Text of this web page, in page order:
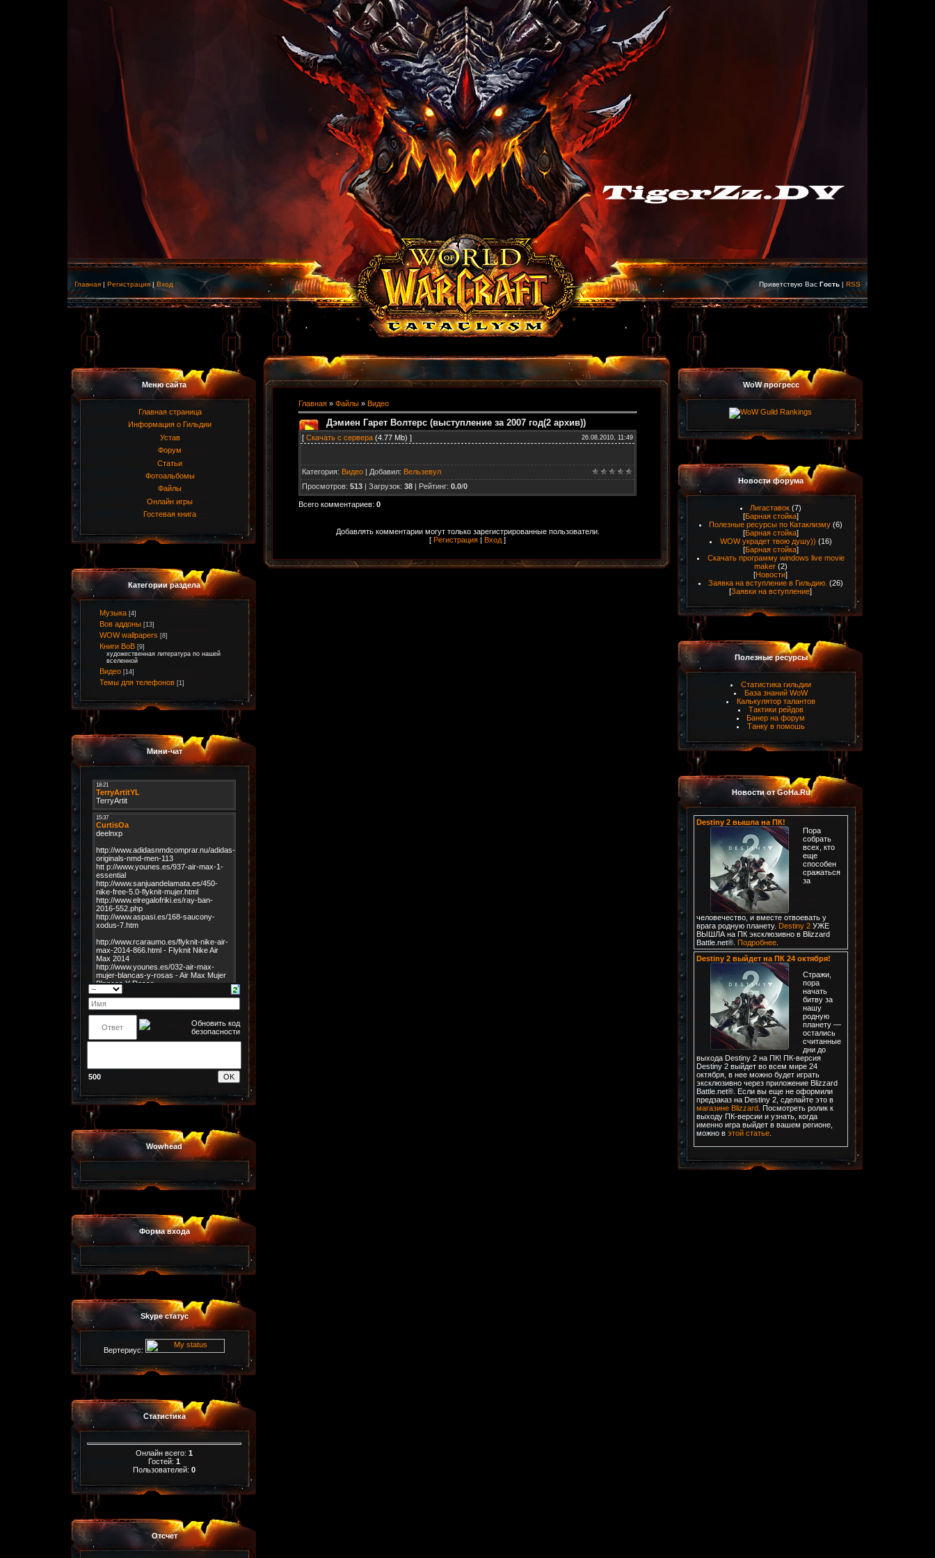
Главная | Регистрация | Вход Приветствую Вас Гость | RSS
Меню сайта
Главная страница
Информация о Гильдии
Устав
Форум
Статьи
Фотоальбомы
Файлы
Онлайн игры
Гостевая книга
Категории раздела
Музыка [4]
Вов аддоны [13]
WOW wallpapers [8]
Книги ВоВ [9]
художественная литература по нашей
вселенной
Видео [14]
Темы для телефонов [1]
Мини-чат
500
Wowhead
Форма входа
Skype статус
Вертериус:
Статистика
Онлайн всего: 1
Гостей: 1
Пользователей: 0
Отсчет
Главная » Файлы » Видео
Дэмиен Гарет Волтерс (выступление за 2007 год(2 архив))
[ Скачать с сервера (4.77 Mb) ] 26.08.2010, 11:49
Категория: Видео | Добавил: Вельзевул
Просмотров: 513 | Загрузок: 38 | Рейтинг: 0.0/0
Всего комментариев: 0
Добавлять комментарии могут только зарегистрированные пользователи.
[ Регистрация | Вход ]
WoW прогресс
Новости форума
Лигаставок (7)
[Барная стойка]
Полезные ресурсы по Катаклизму (6)
[Барная стойка]
WOW украдет твою душу)) (16)
[Барная стойка]
Скачать программу windows live movie
maker (2)
[Новости]
Заявка на вступление в Гильдию. (26)
[Заявки на вступление]
Полезные ресурсы
Статистика гильдии
База знаний WoW
Калькулятор талантов
Тактики рейдов
Банер на форум
Танку в помошь
Новости от GoHa.Ru
Destiny 2 вышла на ПК!
Пора
собрать
всех, кто
еще
способен
сражаться
за
человечество, и вместе отвоевать у
врага родную планету. Destiny 2УЖЕ
ВЫШЛА на ПК эксклюзивно в Blizzard
Battle.net®. Подробнее.
Destiny 2 выйдет на ПК 24 октября!
Стражи,
пора
начать
битву за
нашу
родную
планету —
остались
считанные
дни до
выхода Destiny 2 на ПК! ПК-версия
Destiny 2 выйдет во всем мире 24
октября, в нее можно будет играть
эксклюзивно через приложение Blizzard
Battle.net®. Если вы еще не оформили
предзаказ на Destiny 2, сделайте это в
магазине Blizzard. Посмотреть ролик к
выходу ПК-версии и узнать, когда
именно игра выйдет в вашем регионе,
можно в этой статье.